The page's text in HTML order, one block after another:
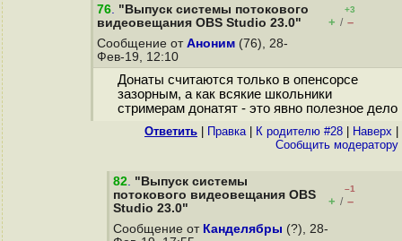
76. "Выпуск системы потокового
видеовещания OBS Studio 23.0"
+3
+ / –
Сообщение от Аноним (76), 28-
Фев-19, 12:10
Донаты считаются только в опенсорсе
зазорным, а как всякие школьники
стримерам донатят - это явно полезное дело
Ответить Правка| К родителю #28 Наверх
Cообщить модератору
82. "Выпуск системы
потокового видеовещания OBS
Studio 23.0"
–1
+ / –
Сообщение от Канделябры (?), 28-